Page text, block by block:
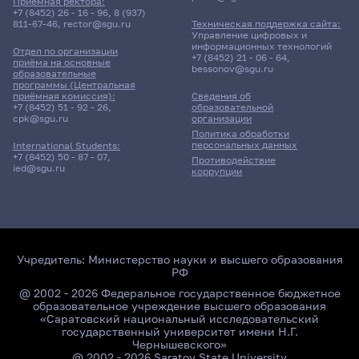
+7 (8452) 26 - 16 - 96, 8 (937)
811-67-46, rector@sgu.ru
Отдел по организации
приёма на основные
образовательные
программы (Центральная
приёмная комиссия):
+7 (8452) 51 - 92 - 26,
cpk@sgu.ru
International Students:
+7 (8452) 50 - 87 - 07,
ied@sgu.ru
Сведения об
образовательной
организации
Политика обработки
персональных данных
Противодействие
коррупции
Техническая поддержка сайта:
Управление цифровых и
информационных технологий
+7 (8452) 21 - 06 - 64,
bessonov@sgu.ru
Учредитель: Министерство науки и высшего образования
РФ
@ 2002 - 2026 Федеральное государственное бюджетное
образовательное учреждение высшего образования
«Саратовский национальный исследовательский
государственный университет имени Н.Г.
Чернышевского»